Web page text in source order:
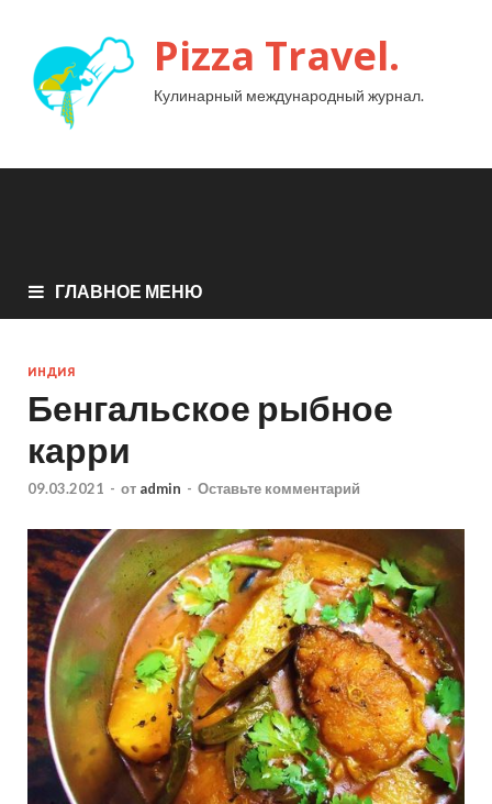
Pizza Travel.
Кулинарный международный журнал.
ГЛАВНОЕ МЕНЮ
ИНДИЯ
Бенгальское рыбное
карри
09.03.2021 - от admin - Оставьте комментарий